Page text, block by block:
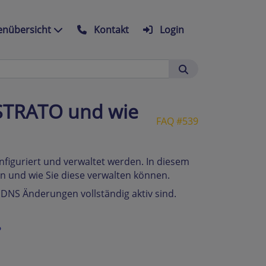
Kontakt Login
FAQ #539
und wie
und verwaltet werden. In diesem
wie Sie diese verwalten können.
Änderungen vollständig aktiv sind.